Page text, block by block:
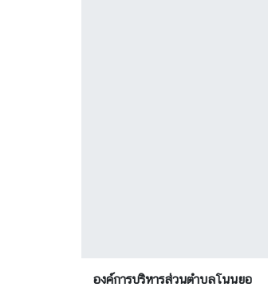
องค์การบริหารส่วนตำบลโนนยอ